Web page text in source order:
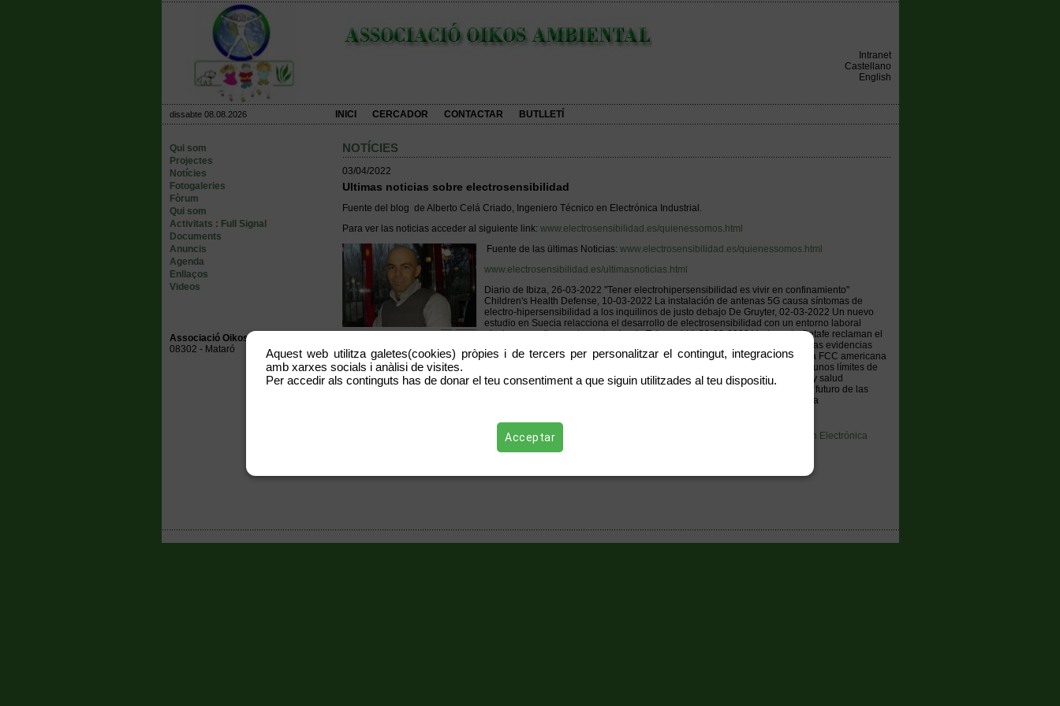
Intranet
Castellano
English
dissabte 08.08.2026 INICI CERCADOR CONTACTAR BUTLLETÍ
Qui som
Projectes
Notícies
Fotogaleries
Fòrum
Qui som
Activitats : Full Signal
Documents
Anuncis
Agenda
Enllaços
Videos
Associació Oikos Ambiental
08302 - Mataró
NOTÍCIES
03/04/2022
Ultimas noticias sobre electrosensibilidad
Fuente del blog de Alberto Celá Criado, Ingeniero Técnico en Electrónica Industrial.
Para ver las noticias acceder al siguiente link: www.electrosensibilidad.es/quienessomos.html
Fuente de las ültimas Noticias: www.electrosensibilidad.es/quienessomos.html
www.electrosensibilidad.es/ultimasnoticias.html
Diario de Ibiza, 26-03-2022 "Tener electrohipersensibilidad es vivir en confinamiento"
Children's Health Defense, 10-03-2022 La instalación de antenas 5G causa síntomas de
electro-hipersensibilidad a los inquilinos de justo debajo De Gruyter, 02-03-2022 Un nuevo
estudio en Suecia relacciona el desarrollo de electrosensibilidad con un entorno laboral
electromagneticamente contaminado Telemadrid, 20-02-2022 Vecinos de Getafe reclaman el
soterramiento de varias subestaciones eléctricas OkSalud, 28-01-2022 Nuevas evidencias
revelan vínculos entre la calidad del esperma y el uso de móviles EHTrust, 06-12-2021 Los expertos piden a la FCC americana
que revise de inmediato la evidencia cientifica más reciente sobre radiación electromagnética para conseguir unos límites de
seguridad más restrictivos JRS eco wireless, 07-10-2021 Nuevo documental realizado en Finlandia sobre 5G y salud
Plataforma Ciudadana QAE, 14-08-2021 En una sentencia histórica la justicia de Estados Unidos cuestiona el futuro de las
tecnologías inalámbricas Noticias de Gipuzkoa, 28-07-2021 Naiara ibañez, de 23 años, quiere dar a conocer la
Ultimas noticias sobre electrosensibilidad.Fuente del blog de Alberto Celá Criado, Ingeniero Técnico en Electrónica
Aquest web utilitza galetes(cookies) pròpies i de tercers per personalitzar el contingut, integracions
amb xarxes socials i anàlisi de visites.
Per accedir als continguts has de donar el teu consentiment a que siguin utilitzades al teu dispositiu.
Acceptar